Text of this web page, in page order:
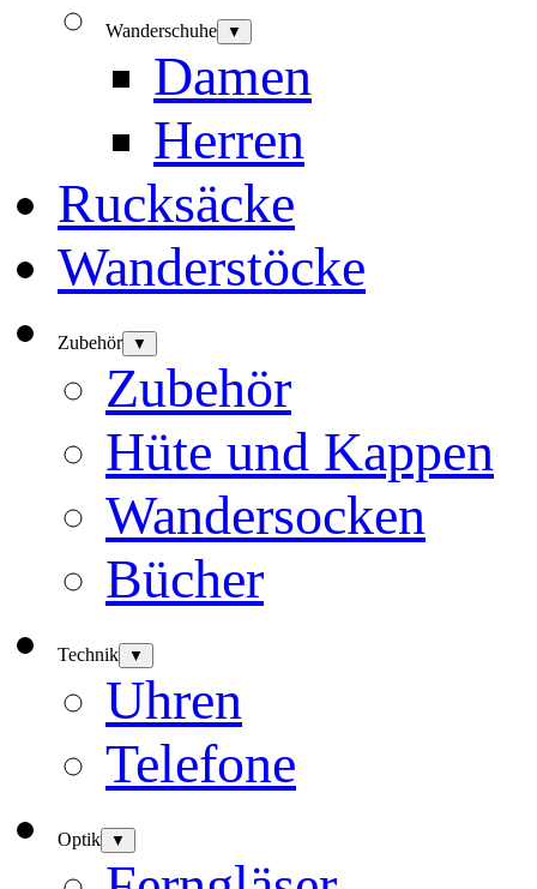
Wanderschuhe ▼
Damen
Herren
Rucksäcke
Wanderstöcke
Zubehör ▼
Zubehör
Hüte und Kappen
Wandersocken
Bücher
Technik ▼
Uhren
Telefone
Optik ▼